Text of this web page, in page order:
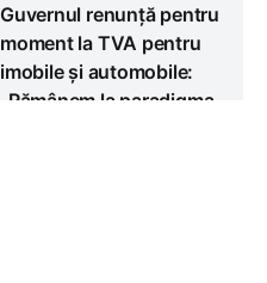
Guvernul renunță pentru
moment la TVA pentru
imobile și automobile:
„Rămânem la paradigma